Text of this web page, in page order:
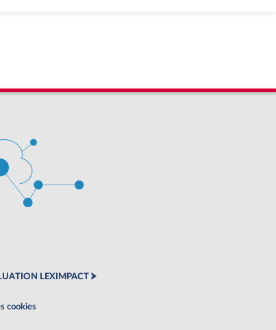
LEXIMPACT
cookies